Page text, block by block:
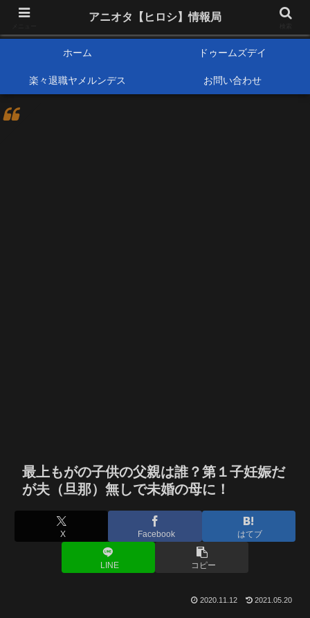
アニメオタクで元サラリーマンの独自な目線から、おすすめなどの紹介や気に
ホーム ドゥームズデイ
楽々退職ヤメルンデス お問い合わせ
最上もがの子供の父親は誰？第１子妊娠だ
が夫（旦那）無しで未婚の母に！
X Facebook はてブ
LINE コピー
2020.11.12 2021.05.20
アニオタ【ヒロシ】情報局